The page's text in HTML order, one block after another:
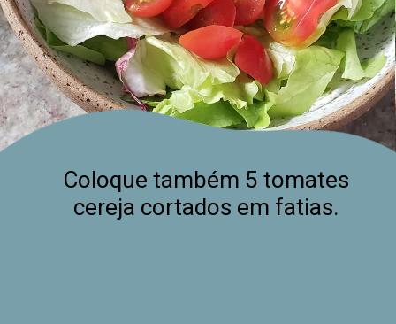
Coloque também 5 tomates
cereja cortados em fatias.